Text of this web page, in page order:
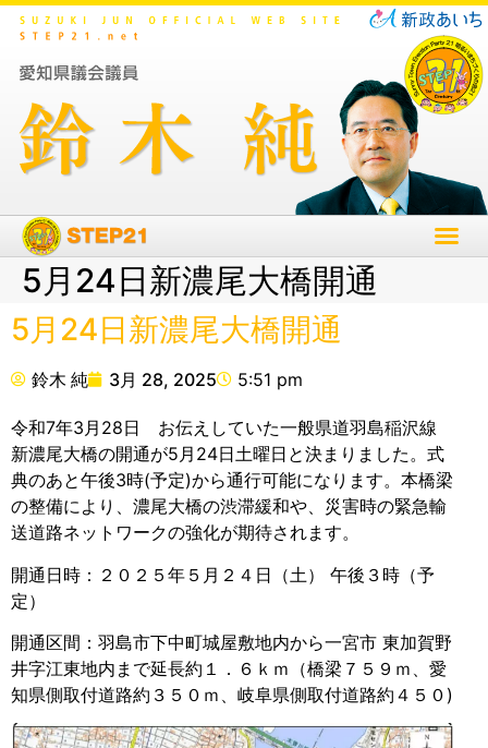
5月24日新濃尾大橋開通
5月24日新濃尾大橋開通
鈴木 純 3月 28, 2025 5:51 pm
令和7年3月28日 お伝えしていた一般県道羽島稲沢線
新濃尾大橋の開通が5月24日土曜日と決まりました。式
典のあと午後3時(予定)から通行可能になります。本橋梁
の整備により、濃尾大橋の渋滞緩和や、災害時の緊急輸
送道路ネットワークの強化が期待されます。
開通日時：２０２５年５月２４日（土） 午後３時（予
定）
開通区間：羽島市下中町城屋敷地内から一宮市 東加賀野
井字江東地内まで延長約１．６ｋｍ（橋梁７５９ｍ、愛
知県側取付道路約３５０ｍ、岐阜県側取付道路約４５０)